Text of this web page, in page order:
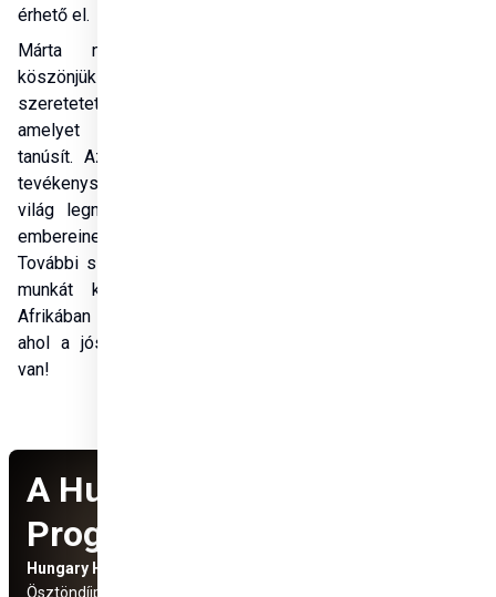
érhető el.
Márta nővér, szívből
köszönjük a mérhetetlen
szeretetet és odaadást,
amelyet munkája során
tanúsít. Az Ön áldozatos
tevékenysége fényt hoz a
világ legnehezebb sorsú
embereinek életébe.
További sikeres és áldott
munkát kívánunk Önnek
Afrikában és mindenütt,
ahol a jóságára szükség
van!
A Hungary Helps
Programról
Hungary Helps Program
Ösztöndíjprogram